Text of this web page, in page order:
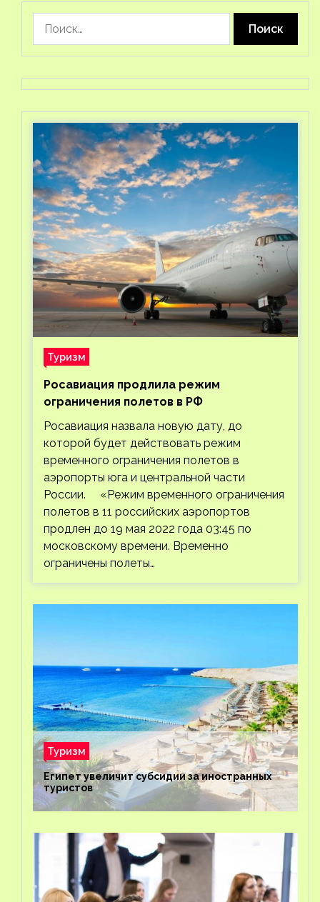
Туризм
Росавиация продлила режим
ограничения полетов в РФ
Росавиация назвала новую дату, до
которой будет действовать режим
временного ограничения полетов в
аэропорты юга и центральной части
России. «Режим временного ограничения
полетов в 11 российских аэропортов
продлен до 19 мая 2022 года 03:45 по
московскому времени. Временно
ограничены полеты…
Туризм
Египет увеличит субсидии за иностранных
туристов